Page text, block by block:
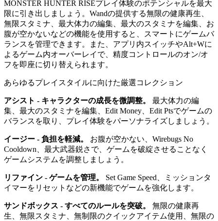
MONSTER HUNTER RISEプレイ体験のポテンシャルを最大
限に引き出しましょう。Wandの提供する無限の健康再生、
無限スタミナ、最大体力の編集、最大のスタミナを編集、お
腹が空かないなどの機能を使用すると、スマートにゲームバ
ランスを管理できます。また、アプリ内スイッチやAlt+Wに
よるゲーム内オーバーレイで、精度コントロールのオン/オ
フを即座に切り替えられます。
あらゆるプレイスタイルに向けた厳選コレクション
アシスト - キャラクターの成長を微調整。
最大体力の編
集、最大のスタミナを編集、Edit Money、Edit Ptsでゲームの
バランスを取り、プレイ体験をパーソナライズしましょう。
イージー - 負担を軽減。
お腹が空かない、Wirebugs No
Cooldown、最大武器鋭さで、ゲームを破綻させることなく
ゲームシステムを調整しましょう。
リファイン - ゲームを管理。
Set Game Speed、ミッションタ
イマーをリセットなどの新機能でゲームを強化します。
サンドボックス - すべてのルールを突破。
無限の健康再
生、無限スタミナ、無制限のクイックアイテム使用、無限の